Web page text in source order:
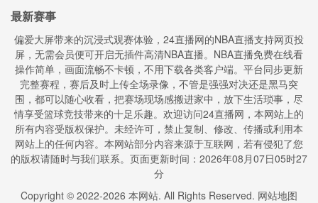
最新赛事
偏爱大屏带来的沉浸式观赛体验，24直播网的NBA直播支持网页投
屏，无需会员便可开启无插件高清NBA直播。NBA直播免费在线看
操作简单，画面流畅不卡顿，不用下载各类客户端。平台同步更新
完整赛程，赛后及时上传全场录像，不管是强强对决还是黑马突
围，都可以随心收看，把赛场现场感搬进家中，放下生活琐事，尽
情享受篮球竞技带来的十足乐趣。欢迎访问24直播网，本网站上的
所有内容受版权保护。未经许可，禁止复制、修改、传播或利用本
网站上的任何内容。本网站部分内容来源于互联网，若有侵犯了您
的版权请随时与我们联系。页面更新时间：2026年08月07日05时27
分
Copyright © 2022-2026 本网站. All Rights Reserved. 网站地图